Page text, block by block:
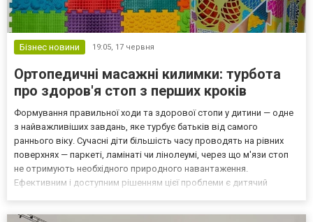
Бізнес новини 19:05, 17 червня
Ортопедичні масажні килимки: турбота
про здоров'я стоп з перших кроків
Формування правильної ходи та здорової стопи у дитини — одне
з найважливіших завдань, яке турбує батьків від самого
раннього віку. Сучасні діти більшість часу проводять на рівних
поверхнях — паркеті, ламінаті чи лінолеумі, через що м'язи стоп
не отримують необхідного природного навантаження.
Ефективним і доступним рішенням цієї проблеми є дитячий